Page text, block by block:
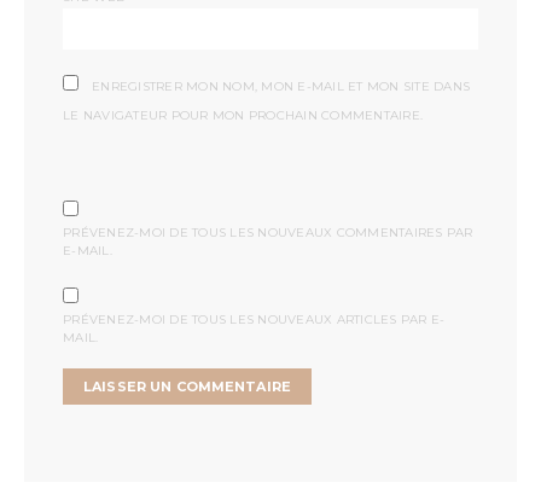
ENREGISTRER MON NOM, MON E-MAIL ET MON SITE DANS
LE NAVIGATEUR POUR MON PROCHAIN COMMENTAIRE.
PRÉVENEZ-MOI DE TOUS LES NOUVEAUX COMMENTAIRES PAR
E-MAIL.
PRÉVENEZ-MOI DE TOUS LES NOUVEAUX ARTICLES PAR E-
MAIL.